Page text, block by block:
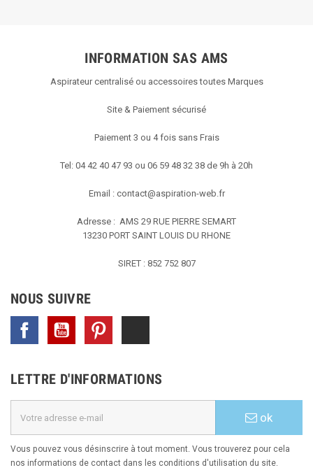
INFORMATION SAS AMS
Aspirateur centralisé ou accessoires toutes Marques
Site & Paiement sécurisé
Paiement 3 ou 4 fois sans Frais
Tel: 04 42 40 47 93 ou 06 59 48 32 38 de 9h à 20h
Email : contact@aspiration-web.fr
Adresse : AMS 29 RUE PIERRE SEMART
13230 PORT SAINT LOUIS DU RHONE
SIRET : 852 752 807
NOUS SUIVRE
Facebook YouTube
LETTRE D'INFORMATIONS
ok
Vous pouvez vous désinscrire à tout moment. Vous trouverez pour cela
nos informations de contact dans les conditions d'utilisation du site.